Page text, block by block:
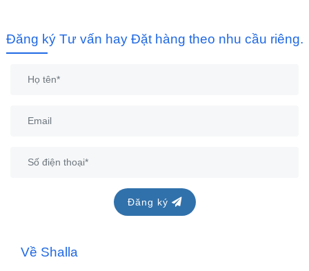
Về Shalla
Đăng ký Tư vấn hay Đặt hàng theo nhu cầu riêng.
Đăng ký